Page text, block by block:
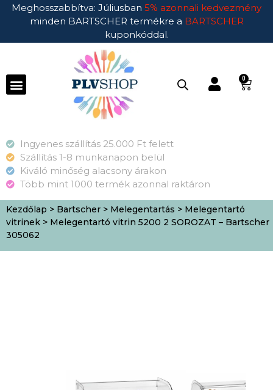
Meghosszabbítva: Júliusban 5% azonnali kedvezmény
minden BARTSCHER termékre a BARTSCHER
kuponkóddal.
0
Ingyenes szállítás 25.000 Ft felett
Szállítás 1-8 munkanapon belül
Kiváló minőség alacsony árakon
Több mint 1000 termék azonnal raktáron
Kezdőlap > Bartscher > Melegentartás > Melegentartó
vitrinek > Melegentartó vitrin 5200 2 SOROZAT – Bartscher
305062